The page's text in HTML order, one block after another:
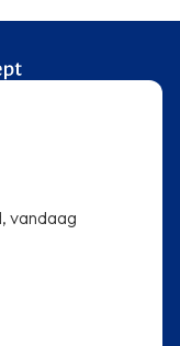
vandaag